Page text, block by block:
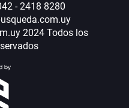
- 2418 8280
2024 Todos los